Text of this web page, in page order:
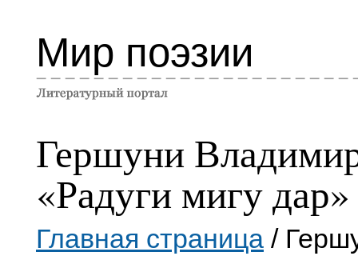
Мир поэзии
Гершуни
«Радуги мигу дар»
Главная страница /